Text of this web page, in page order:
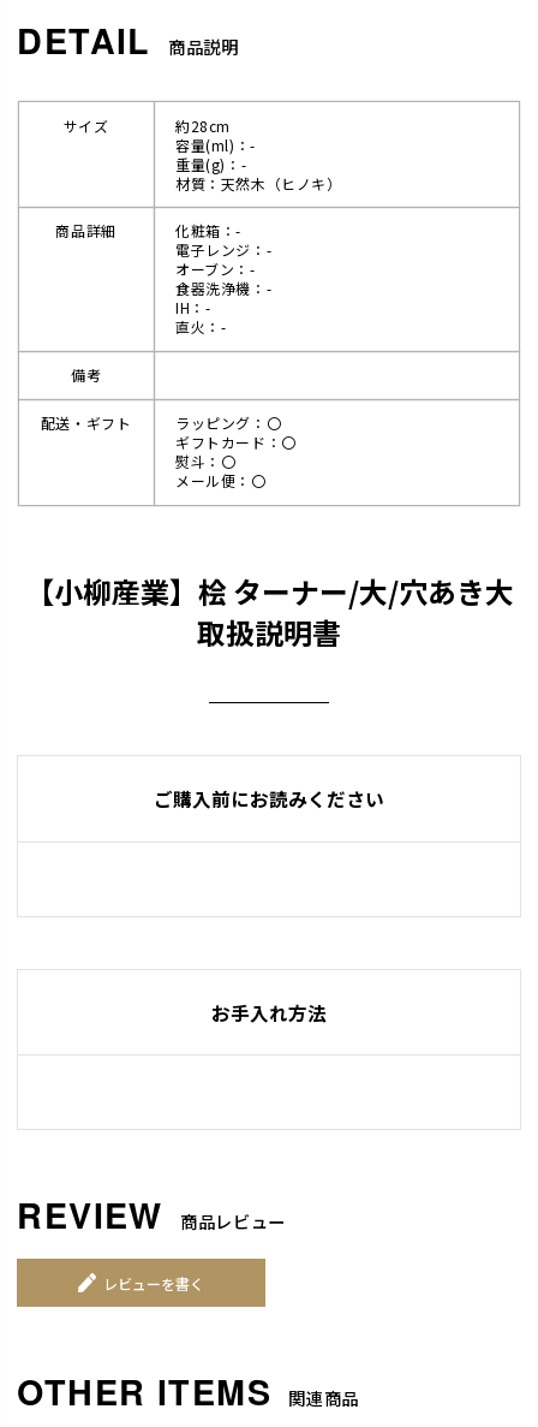
商品説明
サイズ
約28cm
容量(ml)：-
重量(g)：-
材質：天然木（ヒノキ）
商品詳細
化粧箱：-
電子レンジ：-
オーブン：-
食器洗浄機：-
IH：-
直火：-
備考
配送・ギフト
ラッピング：〇
ギフトカード：〇
熨斗：〇
メール便：〇
【小柳産業】桧 ターナー/大/穴あき大
取扱説明書
ご購入前にお読みください
お手入れ方法
商品レビュー
レビューを書く
関連商品